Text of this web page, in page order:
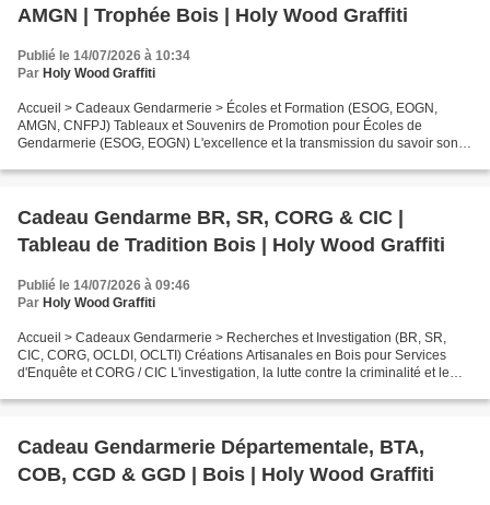
AMGN | Trophée Bois | Holy Wood Graffiti
Publié le 14/07/2026 à 10:34
Par Holy Wood Graffiti
Accueil > Cadeaux Gendarmerie > Écoles et Formation (ESOG, EOGN,
AMGN, CNFPJ) Tableaux et Souvenirs de Promotion pour Écoles de
Gendarmerie (ESOG, EOGN) L'excellence et la transmission du savoir sont
Cadeau Gendarme BR, SR, CORG & CIC |
Tableau de Tradition Bois | Holy Wood Graffiti
Publié le 14/07/2026 à 09:46
Par Holy Wood Graffiti
Accueil > Cadeaux Gendarmerie > Recherches et Investigation (BR, SR,
CIC, CORG, OCLDI, OCLTI) Créations Artisanales en Bois pour Services
d'Enquête et CORG / CIC L'investigation, la lutte contre la criminalité et le
Cadeau Gendarmerie Départementale, BTA,
COB, CGD & GGD | Bois | Holy Wood Graffiti